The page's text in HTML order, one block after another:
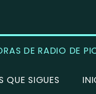
DE RADIO DE
QUE SIGUES